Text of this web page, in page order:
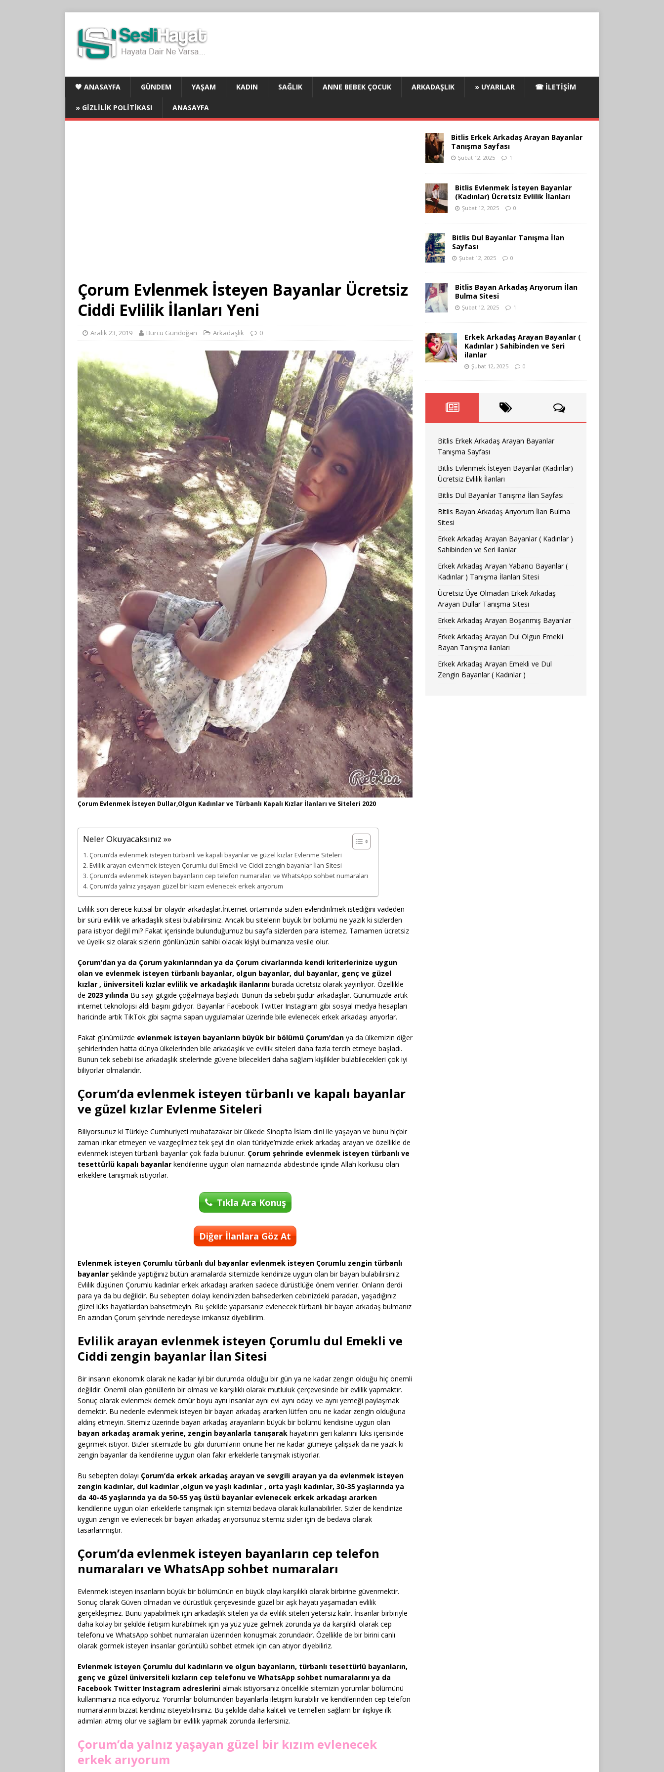
🧡 ANASAYFA GÜNDEM YAŞAM KADIN SAĞLIK ANNE BEBEK ÇOCUK ARKADAŞLIK » UYARILAR ☎ İLETIŞIM
» GIZLILIK POLITIKASI ANASAYFA
Çorum Evlenmek İsteyen Bayanlar Ücretsiz
Ciddi Evlilik İlanları Yeni
Aralık 23, 2019 Burcu Gündoğan Arkadaşlık 0
Çorum Evlenmek İsteyen Dullar,Olgun Kadınlar ve Türbanlı Kapalı Kızlar İlanları ve Siteleri 2020
Neler Okuyacaksınız »»
Çorum’da evlenmek isteyen türbanlı ve kapalı bayanlar ve güzel kızlar Evlenme Siteleri
Evlilik arayan evlenmek isteyen Çorumlu dul Emekli ve Ciddi zengin bayanlar İlan Sitesi
Çorum’da evlenmek isteyen bayanların cep telefon numaraları ve WhatsApp sohbet numaraları
Çorum’da yalnız yaşayan güzel bir kızım evlenecek erkek arıyorum
Evlilik son derece kutsal bir olaydır arkadaşlar.İnternet ortamında sizleri evlendirilmek istediğini vadeden
bir sürü evlilik ve arkadaşlık sitesi bulabilirsiniz. Ancak bu sitelerin büyük bir bölümü ne yazık ki sizlerden
para istiyor değil mi? Fakat içerisinde bulunduğumuz bu sayfa sizlerden para istemez. Tamamen ücretsiz
ve üyelik siz olarak sizlerin gönlünüzün sahibi olacak kişiyi bulmanıza vesile olur.
Çorum’dan ya da Çorum yakınlarından ya da Çorum civarlarında kendi kriterlerinize uygun
olan ve evlenmek isteyen türbanlı bayanlar, olgun bayanlar, dul bayanlar, genç ve güzel
kızlar , üniversiteli kızlar evlilik ve arkadaşlık ilanlarını burada ücretsiz olarak yayınlıyor. Özellikle
de 2023 yılında Bu sayı gitgide çoğalmaya başladı. Bunun da sebebi şudur arkadaşlar. Günümüzde artık
internet teknolojisi aldı başını gidiyor. Bayanlar Facebook Twitter Instagram gibi sosyal medya hesapları
haricinde artık TikTok gibi saçma sapan uygulamalar üzerinde bile evlenecek erkek arkadaşı arıyorlar.
Fakat günümüzde evlenmek isteyen bayanların büyük bir bölümü Çorum’dan ya da ülkemizin diğer
şehirlerinden hatta dünya ülkelerinden bile arkadaşlık ve evlilik siteleri daha fazla tercih etmeye başladı.
Bunun tek sebebi ise arkadaşlık sitelerinde güvene bilecekleri daha sağlam kişilikler bulabilecekleri çok iyi
biliyorlar olmalarıdır.
Çorum’da evlenmek isteyen türbanlı ve kapalı bayanlar
ve güzel kızlar Evlenme Siteleri
Biliyorsunuz ki Türkiye Cumhuriyeti muhafazakar bir ülkede Sinop’ta İslam dini ile yaşayan ve bunu hiçbir
zaman inkar etmeyen ve vazgeçilmez tek şeyi din olan türkiye’mizde erkek arkadaş arayan ve özellikle de
evlenmek isteyen türbanlı bayanlar çok fazla bulunur. Çorum şehrinde evlenmek isteyen türbanlı ve
tesettürlü kapalı bayanlar kendilerine uygun olan namazında abdestinde içinde Allah korkusu olan
erkeklere tanışmak istiyorlar.
Tıkla Ara Konuş
Diğer İlanlara Göz At
Evlenmek isteyen Çorumlu türbanlı dul bayanlar evlenmek isteyen Çorumlu zengin türbanlı
bayanlar şeklinde yaptığınız bütün aramalarda sitemizde kendinize uygun olan bir bayan bulabilirsiniz.
Evlilik düşünen Çorumlu kadınlar erkek arkadaşı ararken sadece dürüstlüğe önem verirler. Onların derdi
para ya da bu değildir. Bu sebepten dolayı kendinizden bahsederken cebinizdeki paradan, yaşadığınız
güzel lüks hayatlardan bahsetmeyin. Bu şekilde yaparsanız evlenecek türbanlı bir bayan arkadaş bulmanız
En azından Çorum şehrinde neredeyse imkansız diyebilirim.
Evlilik arayan evlenmek isteyen Çorumlu dul Emekli ve
Ciddi zengin bayanlar İlan Sitesi
Bir insanın ekonomik olarak ne kadar iyi bir durumda olduğu bir gün ya ne kadar zengin olduğu hiç önemli
değildir. Önemli olan gönüllerin bir olması ve karşılıklı olarak mutluluk çerçevesinde bir evlilik yapmaktır.
Sonuç olarak evlenmek demek ömür boyu aynı insanlar aynı evi aynı odayı ve aynı yemeği paylaşmak
demektir. Bu nedenle evlenmek isteyen bir bayan arkadaş ararken lütfen onu ne kadar zengin olduğuna
aldırış etmeyin. Sitemiz üzerinde bayan arkadaş arayanların büyük bir bölümü kendisine uygun olan
bayan arkadaş aramak yerine, zengin bayanlarla tanışarak hayatının geri kalanını lüks içerisinde
geçirmek istiyor. Bizler sitemizde bu gibi durumların önüne her ne kadar gitmeye çalışsak da ne yazık ki
zengin bayanlar da kendilerine uygun olan fakir erkeklerle tanışmak istiyorlar.
Bu sebepten dolayı Çorum’da erkek arkadaş arayan ve sevgili arayan ya da evlenmek isteyen
zengin kadınlar, dul kadınlar ,olgun ve yaşlı kadınlar , orta yaşlı kadınlar, 30-35 yaşlarında ya
da 40-45 yaşlarında ya da 50-55 yaş üstü bayanlar evlenecek erkek arkadaşı ararken
kendilerine uygun olan erkeklerle tanışmak için sitemizi bedava olarak kullanabilirler. Sizler de kendinize
uygun zengin ve evlenecek bir bayan arkadaş arıyorsunuz sitemiz sizler için de bedava olarak
tasarlanmıştır.
Çorum’da evlenmek isteyen bayanların cep telefon
numaraları ve WhatsApp sohbet numaraları
Evlenmek isteyen insanların büyük bir bölümünün en büyük olayı karşılıklı olarak birbirine güvenmektir.
Sonuç olarak Güven olmadan ve dürüstlük çerçevesinde güzel bir aşk hayatı yaşamadan evlilik
gerçekleşmez. Bunu yapabilmek için arkadaşlık siteleri ya da evlilik siteleri yetersiz kalır. İnsanlar birbiriyle
daha kolay bir şekilde iletişim kurabilmek için ya yüz yüze gelmek zorunda ya da karşılıklı olarak cep
telefonu ve WhatsApp sohbet numaraları üzerinden konuşmak zorundadır. Özellikle de bir birini canlı
olarak görmek isteyen insanlar görüntülü sohbet etmek için can atıyor diyebiliriz.
Evlenmek isteyen Çorumlu dul kadınların ve olgun bayanların, türbanlı tesettürlü bayanların,
genç ve güzel üniversiteli kızların cep telefonu ve WhatsApp sohbet numaralarını ya da
Facebook Twitter Instagram adreslerini almak istiyorsanız öncelikle sitemizin yorumlar bölümünü
kullanmanızı rica ediyoruz. Yorumlar bölümünden bayanlarla iletişim kurabilir ve kendilerinden cep telefon
numaralarını bizzat kendiniz isteyebilirsiniz. Bu şekilde daha kaliteli ve temelleri sağlam bir ilişkiye ilk
adımları atmış olur ve sağlam bir evlilik yapmak zorunda ilerlersiniz.
Çorum’da yalnız yaşayan güzel bir kızım evlenecek
erkek arıyorum
Bitlis Erkek Arkadaş Arayan Bayanlar
Tanışma Sayfası
Şubat 12, 2025 1
Bitlis Evlenmek İsteyen Bayanlar
(Kadınlar) Ücretsiz Evlilik İlanları
Şubat 12, 2025 0
Bitlis Dul Bayanlar Tanışma İlan
Sayfası
Şubat 12, 2025 0
Bitlis Bayan Arkadaş Arıyorum İlan
Bulma Sitesi
Şubat 12, 2025 1
Erkek Arkadaş Arayan Bayanlar (
Kadınlar ) Sahibinden ve Seri
ilanlar
Şubat 12, 2025 0
Bitlis Erkek Arkadaş Arayan Bayanlar
Tanışma Sayfası
Bitlis Evlenmek İsteyen Bayanlar (Kadınlar)
Ücretsiz Evlilik İlanları
Bitlis Dul Bayanlar Tanışma İlan Sayfası
Bitlis Bayan Arkadaş Arıyorum İlan Bulma
Sitesi
Erkek Arkadaş Arayan Bayanlar ( Kadınlar )
Sahibinden ve Seri ilanlar
Erkek Arkadaş Arayan Yabancı Bayanlar (
Kadınlar ) Tanışma İlanları Sitesi
Ücretsiz Üye Olmadan Erkek Arkadaş
Arayan Dullar Tanışma Sitesi
Erkek Arkadaş Arayan Boşanmış Bayanlar
Erkek Arkadaş Arayan Dul Olgun Emekli
Bayan Tanışma ilanları
Erkek Arkadaş Arayan Emekli ve Dul
Zengin Bayanlar ( Kadınlar )